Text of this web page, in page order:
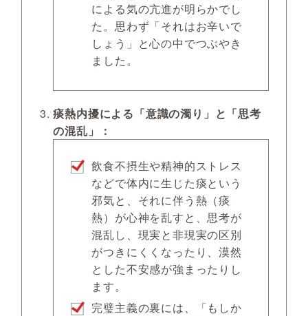
による気の亢進が明らかでし
た。思わず「それはお辛いで
しょう」と心の中でつぶやき
ました。
痰熱内擾による「意識の濁り」と「思考
の混乱」：
飲食不摂生や精神的ストレス
などで体内に生じた痰という
邪気と、それに伴う熱（痰
熱）が心神を乱すと、思考が
混乱し、現実と非現実の区別
がつきにくくなったり、漠然
とした不安感が強まったりし
ます。
完璧主義の裏には、「もしか